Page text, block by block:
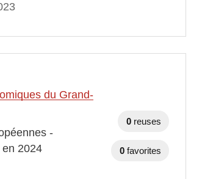
du Grand-
-
2024
0 reuses
0 favorites